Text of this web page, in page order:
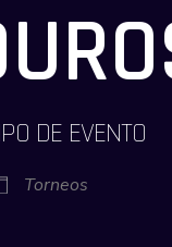
DE EVENTO
Torneos